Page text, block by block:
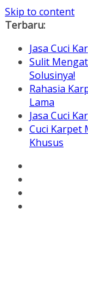
Skip to content
Terbaru:
Jasa Cuci
Sulit
Solusinya!
Rahasia
Lama
Jasa Cuci
Cuci Karpet
Khusus